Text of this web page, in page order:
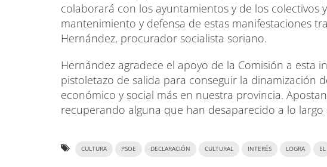
colaborará con los ayuntamientos y de los colectivos
mantenimiento y defensa de estas manifestaciones
Hernández, procurador socialista soriano.
Hernández agradece el apoyo de la Comisión a esta
pistoletazo de salida para conseguir la dinamización
económico y social más en nuestra provincia.
recuperando alguna que han desaparecido a lo largo
CULTURA PSOE DECLARACIÓN CULTURAL INTERÉS LOGRA EL